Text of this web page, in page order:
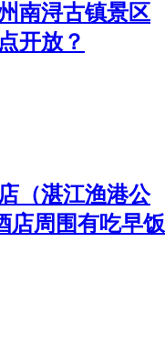
南浔古镇景区
开放？
（湛江渔港公
店周围有吃早饭